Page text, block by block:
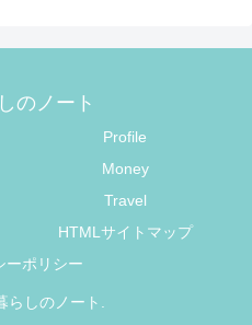
のノート
Profile
Money
Travel
HTMLサイトマップ
ーポリシー
らしのノート.